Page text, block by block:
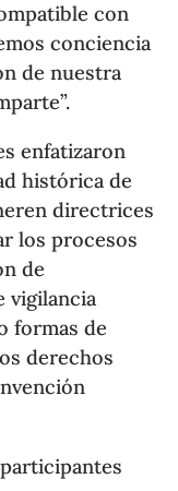
con
conciencia
de nuestra
enfatizaron
histórica de
directrices
los procesos
de
vigilancia
formas de
derechos